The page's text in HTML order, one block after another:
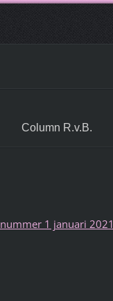
Column R.v.B.
nummer 1 januari 2021